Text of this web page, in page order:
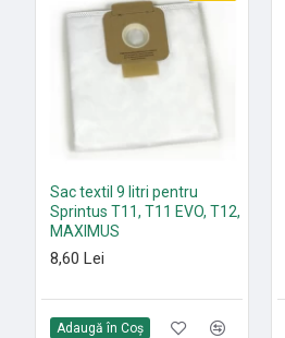
Sac textil 9 litri pentru
Sprintus T11, T11 EVO, T12,
MAXIMUS
8,60 Lei
Adaugă în Coş